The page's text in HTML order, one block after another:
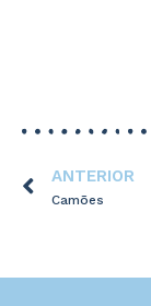
ANTERIOR
Camões